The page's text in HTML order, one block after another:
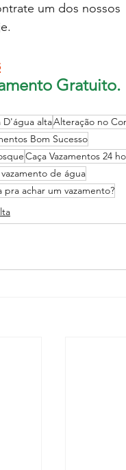
um dos nossos
Gratuito.
D'água altaAlteração no
Bom Sucesso
Caça Vazamentos 24
de água
achar um vazamento?